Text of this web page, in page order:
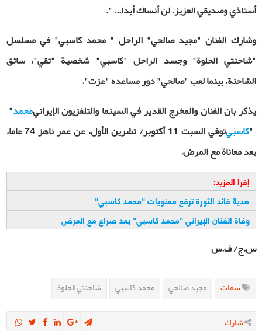
أستاذي وصديقي العزيز. لن أنساك أبدا... ".
وشارك الفنان "مجيد صالحي" الراحل " محمد كاسبي" في مسلسل
"شاحنتي الحلوة" وجسد الراحل "كاسبي" شخصية "تقي"، سائق
الشاحنة، بينما لعب "صالحي" دور مساعده "عزت".
يذكر بان الفنان والمخرج القدير في السينما والتلفزيون الإيراني
"محمد
كاسبي"
توفي السبت 11 أكتوبر/ تشرين الأول، عن عمر ناهز 74 عاما،
بعد معاناة مع المرض.
إقرا المزيد:
هدية قائد الثورة ترفع معنويات "محمد كاسبي"
وفاة الفنان الإيراني "محمد كاسبي" بعد صراع مع المرض
س.ج/ ف.س
سمات مجيد صالحي محمد كاسبي شاحنتي الحلوة
شارك